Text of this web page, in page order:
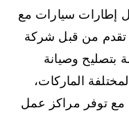
إطارات سيارات مع
تقدم من قبل شركة
بتصليح وصيانة
الماركات،
مع توفر مراكز عمل